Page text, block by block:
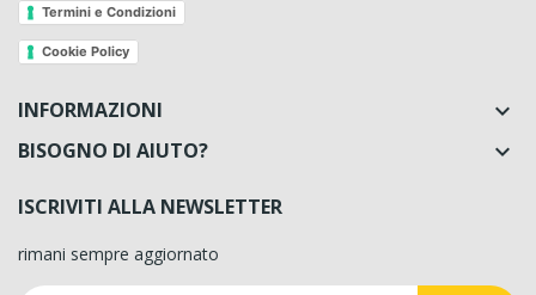
Termini e Condizioni
Cookie Policy
INFORMAZIONI 
BISOGNO DI AIUTO? 
ISCRIVITI ALLA NEWSLETTER
rimani sempre aggiornato